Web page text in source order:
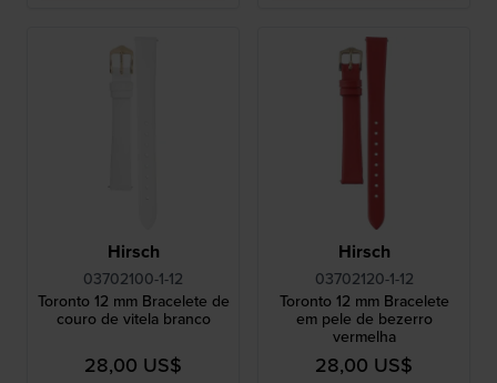
Hirsch
03702100-1-12
Toronto 12 mm Bracelete de
couro de vitela branco
28,00 US$
Hirsch
03702120-1-12
Toronto 12 mm Bracelete
em pele de bezerro
vermelha
28,00 US$